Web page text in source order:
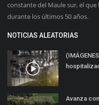
constante del Maule sur, el
durante los últimos 50 años.
NOTICIAS ALEATORIAS
Avanza